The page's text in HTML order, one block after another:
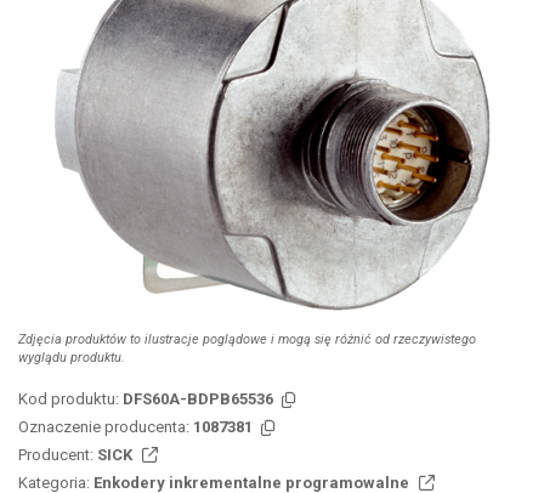
Zdjęcia produktów to ilustracje poglądowe i mogą się różnić od rzeczywistego
wyglądu produktu.
Kod produktu: DFS60A-BDPB65536
Oznaczenie producenta: 1087381
Producent: SICK
Kategoria: Enkodery inkrementalne programowalne